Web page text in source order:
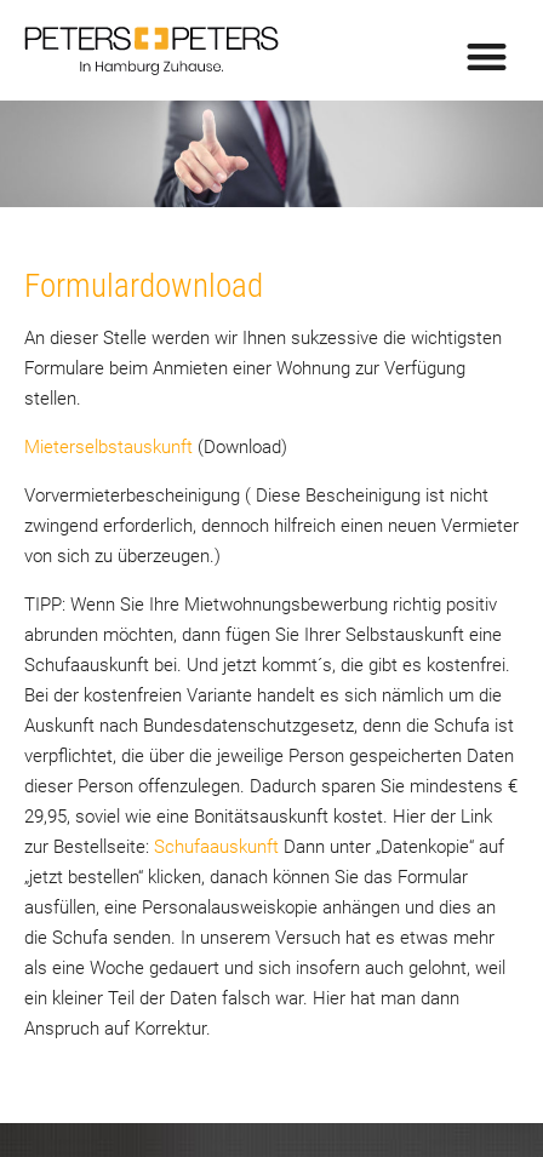
Formulardownload
An dieser Stelle werden wir Ihnen sukzessive die wichtigsten
Formulare beim Anmieten einer Wohnung zur Verfügung
stellen.
Mieterselbstauskunft (Download)
Vorvermieterbescheinigung ( Diese Bescheinigung ist nicht
zwingend erforderlich, dennoch hilfreich einen neuen Vermieter
von sich zu überzeugen.)
TIPP: Wenn Sie Ihre Mietwohnungsbewerbung richtig positiv
abrunden möchten, dann fügen Sie Ihrer Selbstauskunft eine
Schufaauskunft bei. Und jetzt kommt´s, die gibt es kostenfrei.
Bei der kostenfreien Variante handelt es sich nämlich um die
Auskunft nach Bundesdatenschutzgesetz, denn die Schufa ist
verpflichtet, die über die jeweilige Person gespeicherten Daten
dieser Person offenzulegen. Dadurch sparen Sie mindestens €
29,95, soviel wie eine Bonitätsauskunft kostet. Hier der Link
zur Bestellseite: Schufaauskunft Dann unter „Datenkopie“ auf
„jetzt bestellen“ klicken, danach können Sie das Formular
ausfüllen, eine Personalausweiskopie anhängen und dies an
die Schufa senden. In unserem Versuch hat es etwas mehr
als eine Woche gedauert und sich insofern auch gelohnt, weil
ein kleiner Teil der Daten falsch war. Hier hat man dann
Anspruch auf Korrektur.